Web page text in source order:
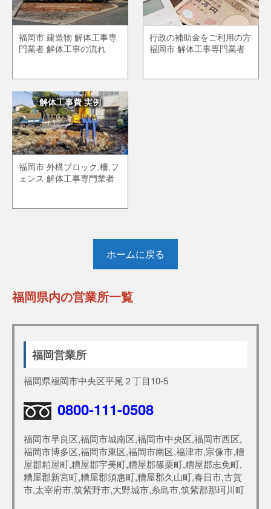
福岡市 建造物 解体工事専
門業者 解体工事の流れ
行政の補助金をご利用の方
福岡市 解体工事専門業者
解体工事費 実例
福岡市 外構ブロック,柵,フ
ェンス 解体工事専門業者
ホームに戻る
福岡県内の営業所一覧
福岡営業所
福岡県福岡市中央区平尾２丁目10-5
0800-111-0508
福岡市早良区,福岡市城南区,福岡市中央区,福岡市西区,
福岡市博多区,福岡市東区,福岡市南区,福津市,宗像市,糟
屋郡粕屋町,糟屋郡宇美町,糟屋郡篠栗町,糟屋郡志免町,
糟屋郡新宮町,糟屋郡須惠町,糟屋郡久山町,春日市,古賀
市,太宰府市,筑紫野市,大野城市,糸島市,筑紫郡那珂川町